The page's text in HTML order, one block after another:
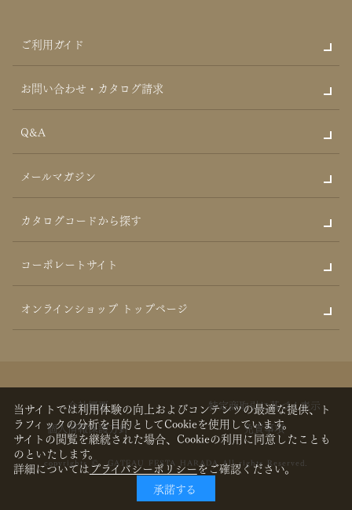
ご利用ガイド
お問い合わせ・カタログ請求
Q&A
メールマガジン
カタログコードから探す
コーポレートサイト
オンラインショップ トップページ
会社概要
特定商取引に基づく表示
個人情報保護方針
免責事項
copyrights © GATEAU FESTA HARADA All rights Reserved.
当サイトでは利用体験の向上およびコンテンツの最適な提供、ト
ラフィックの分析を目的としてCookieを使用しています。
サイトの閲覧を継続された場合、Cookieの利用に同意したことも
のといたします。
詳細についてはプライバシーポリシーをご確認ください。
承諾する